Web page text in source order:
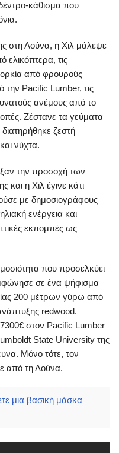
κάθισμα που
στη Λούνα, η Χιλ μάλεψε
ελικόπτερα, τις
από φρουρούς
Pacific Lumber, τις
ανέμους από το
Ζέστανε τα γεύματα
ζεστή
νύχτα.
την προσοχή των
η Χιλ έγινε κάτι
με δημοσιογράφους
ενέργεια και
εκπομπές ως
που προσελκύει
σε ένα ψήφισμα
200 μέτρων γύρω από
redwood.
στον Pacific Lumber
State University της
Μόνο τότε, τον
από τη Λούνα.
μια βασική μάσκα